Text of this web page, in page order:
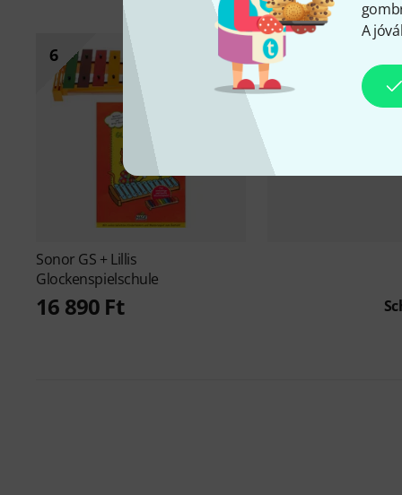
A
6
Sonor GS + Lillis
Glockenspielschule
16 890 Ft